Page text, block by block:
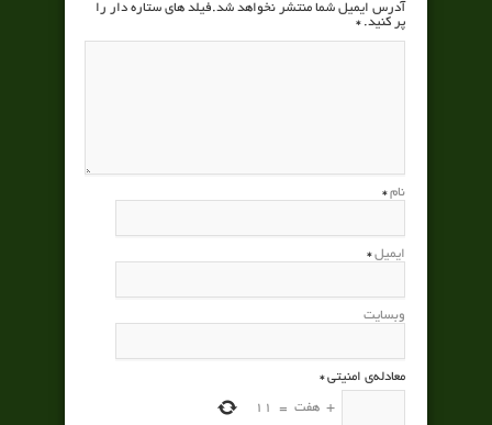
آدرس ایمیل شما منتشر نخواهد شد.فیلد های ستاره دار را
پر کنید.*
نام *
ایمیل *
وبسایت
معادله‌ی امنیتی*
+ هفت =
11